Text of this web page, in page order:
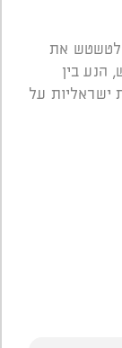
לטשטש את
הנע בין
ישראליות על